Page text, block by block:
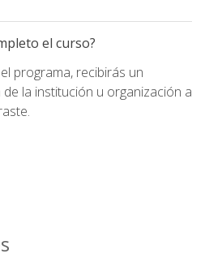
el curso?
programa, recibirás un
la institución u organización a